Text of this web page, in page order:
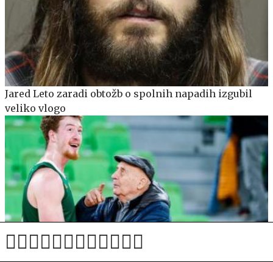
Jared Leto zaradi obtožb o spolnih napadih izgubil
veliko vlogo